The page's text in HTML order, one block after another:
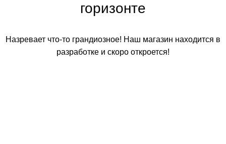
горизонте
Назревает что-то грандиозное! Наш магазин находится в
разработке и скоро откроется!